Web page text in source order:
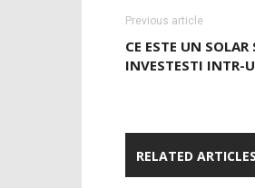
Previous article
CE ESTE UN
INVESTESTI INTR-
RELATED ARTICLES